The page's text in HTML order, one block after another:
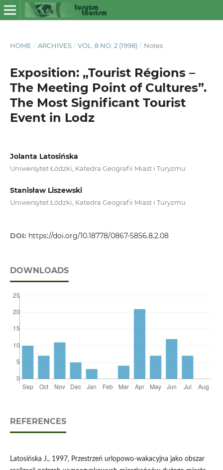
HOME / ARCHIVES / VOL. 8 NO. 2 (1998) / Notes
Exposition: „Tourist Régions –
The Meeting Point of Cultures”.
The Most Significant Tourist
Event in Lodz
Jolanta Latosińska
Uniwersytet Łódzki, Katedra Geografii Miast i Turyzmu
Stanisław Liszewski
Uniwersytet Łódzki, Katedra Geografii Miast i Turyzmu
DOI: https://doi.org/10.18778/0867-5856.8.2.08
DOWNLOADS
REFERENCES
Latosińska J., 1997, Przestrzeń urlopowo-wakacyjna jako obszar